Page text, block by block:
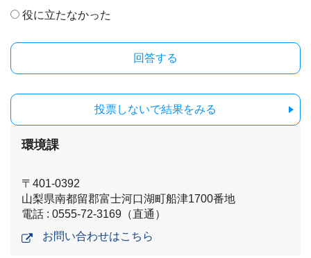
役に立たなかった
投票しないで結果をみる
環境課
〒401-0392
山梨県南都留郡富士河口湖町船津1700番地
電話 : 0555-72-3169（直通）
お問い合わせはこちら